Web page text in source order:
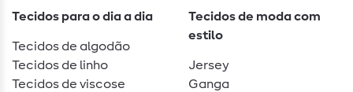
Tecidos para o dia a dia
Tecidos de algodão
Tecidos de linho
Tecidos de viscose
Tecidos de moda com
estilo
Jersey
Ganga